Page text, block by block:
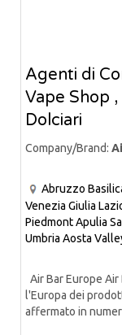
Agenti di
Vape Shop
Dolciari
Company/Brand:
Abruzzo
Venezia Giulia
PiedmontApulia
Umbria Aosta
Air Bar Europe
l'Europa dei
affermato in